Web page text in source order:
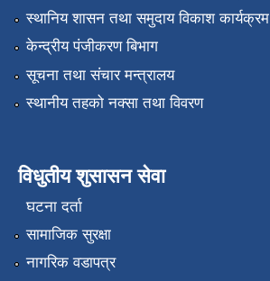
स्थानिय शासन तथा समुदाय विकाश कार्यक्रम
केन्द्रीय पंजीकरण बिभाग
सूचना तथा संचार मन्त्रालय
स्थानीय तहको नक्सा तथा विवरण
विधुतीय शुसासन सेवा
घटना दर्ता
सामाजिक सुरक्षा
नागरिक वडापत्र